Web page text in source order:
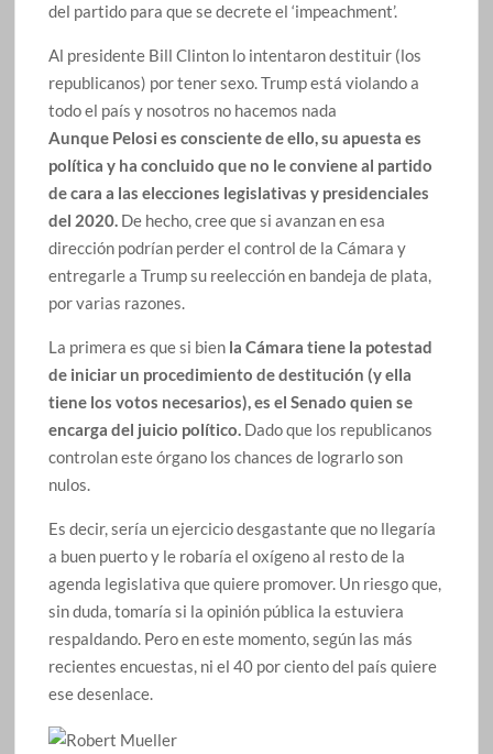
del partido para que se decrete el ‘impeachment’.
Al presidente Bill Clinton lo intentaron destituir (los
republicanos) por tener sexo. Trump está violando a
todo el país y nosotros no hacemos nada
Aunque Pelosi es consciente de ello, su apuesta es
política y ha concluido que no le conviene al partido
de cara a las elecciones legislativas y presidenciales
del 2020. De hecho, cree que si avanzan en esa
dirección podrían perder el control de la Cámara y
entregarle a Trump su reelección en bandeja de plata,
por varias razones.
La primera es que si bien la Cámara tiene la potestad
de iniciar un procedimiento de destitución (y ella
tiene los votos necesarios), es el Senado quien se
encarga del juicio político. Dado que los republicanos
controlan este órgano los chances de lograrlo son
nulos.
Es decir, sería un ejercicio desgastante que no llegaría
a buen puerto y le robaría el oxígeno al resto de la
agenda legislativa que quiere promover. Un riesgo que,
sin duda, tomaría si la opinión pública la estuviera
respaldando. Pero en este momento, según las más
recientes encuestas, ni el 40 por ciento del país quiere
ese desenlace.